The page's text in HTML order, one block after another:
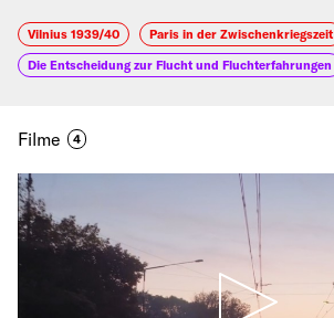
Vilnius 1939/40 Paris in der Zwischenkriegszeit
Die Entscheidung zur Flucht und Fluchterfahrungen
Filme 4